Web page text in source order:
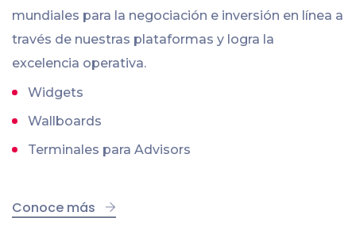
mundiales para la negociación e inversión en línea a
través de nuestras plataformas y logra la
excelencia operativa.
Widgets
Wallboards
Terminales para Advisors
Conoce más